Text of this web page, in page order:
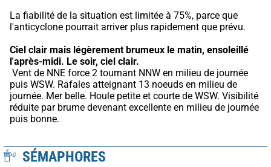
La fiabilité de la situation est limitée à 75%, parce que
l'anticyclone pourrait arriver plus rapidement que prévu.
Ciel clair mais légèrement brumeux le matin, ensoleillé
l'après-midi. Le soir, ciel clair.
puis WSW. Rafales atteignant 13 noeuds en milieu de
journée. Mer belle. Houle petite et courte de WSW. Visibilité
réduite par brume devenant excellente en milieu de journée
puis bonne.
SÉMAPHORES